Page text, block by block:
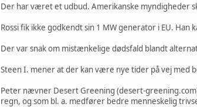
Der har været et udbud. Amerikanske myndigheder
Rossi fik ikke godkendt sin 1 MW generator i EU.
Der var snak om mistænkelige dødsfald blandt
Steen I. mener at der kan være nye tider på vej med
Peter nævner Desert Greening (desert-
regn, og som bl. a. medfører bedre menneskelig